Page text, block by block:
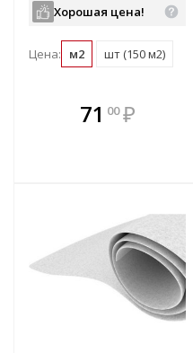
Хорошая цена!
Цена: м2 шт (150 м2)
71 00 ₽
В комплекте
всегда выгоднее!